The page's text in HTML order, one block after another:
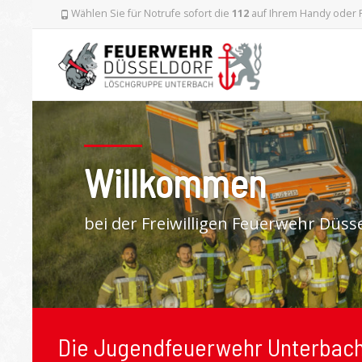
Wählen Sie für Notrufe sofort die 112 auf Ihrem Handy oder
Willkommen
bei der Freiwilligen Feuerwehr
Die Jugendfeuerwehr